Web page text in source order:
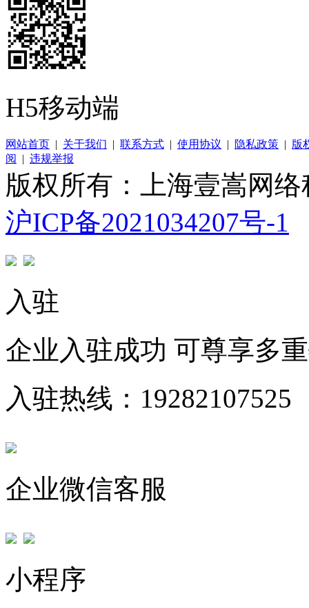
H5移动端
网站首页 | 关于我们 | 联系方式 | 使用协议 | 隐私政策 | 版
阅
| 违规举报
版权所有：上海壹嵩网
沪ICP备2021034207号-1
入驻
企业入驻成功 可尊享多
入驻热线：19282107525
企业微信客服
小程序